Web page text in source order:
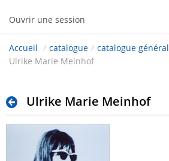
Ouvrir une session
Accueil / catalogue / catalogue général
Ulrike Marie Meinhof
Ulrike Marie Meinhof